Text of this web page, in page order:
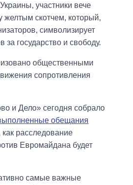
участники вече
желтым скотчем, который,
символизирует
за государство и свободу.
общественными
сопротивления
и Дело» сегодня собрало
обещания
как расследование
Евромайдана будет
самые важные